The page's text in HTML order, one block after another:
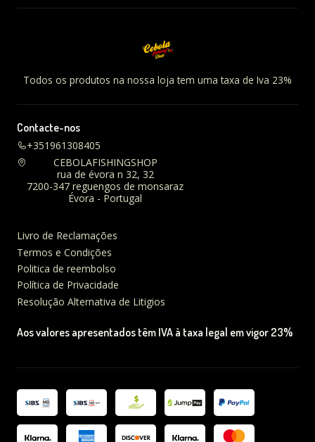
Todos os produtos na nossa loja tem uma taxa de Iva 23%
Contacte-nos
+351961308405
CEBOLAFISHINGSHOP
rua de évora n 32, 32
7200-347 reguengos de monsaraz
Évora - Portugal
Livro de Reclamações
Termos e Condições
Politica de reembolso
Política de Privacidade
Resolução Alternativa de Litigios
Aos valores apresentados têm IVA à taxa legal em vigor 23%